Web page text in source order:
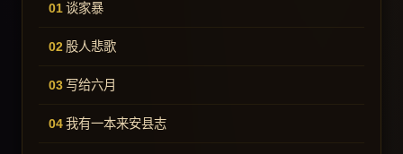
谈家暴
股人悲歌
写给六月
我有一本来安县志